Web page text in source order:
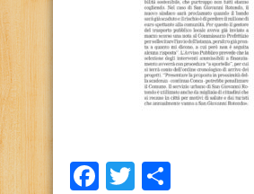
Facebook
Twitter